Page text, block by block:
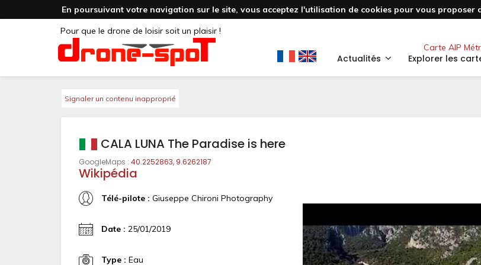
En poursuivant votre navigation sur le site, vous acceptez l'utilisation de cookies pour vous proposer
Pour que le drone de loisir soit un plaisir !
Carte AIP
Actualités Explorer les
Signaler un contenu inapproprié
CALA LUNA The Paradise is here
GoogleMaps : 40.2252863, 9.6262187
Wikipédia
Télé-pilote : Giuseppe Chironi Photography
Date : 25/01/2019
Type : Eau